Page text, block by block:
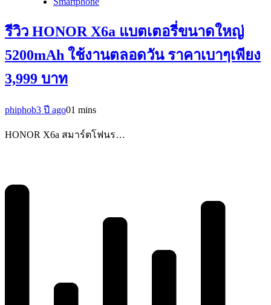
รีวิว HONOR X6a แบตเตอรี่ขนาดใหญ่
5200mAh ใช้งานตลอดวัน ราคาเบาๆเพียง
3,999 บาท
phiphob3 ปี ago01 mins
HONOR X6a สมาร์ตโฟนร…